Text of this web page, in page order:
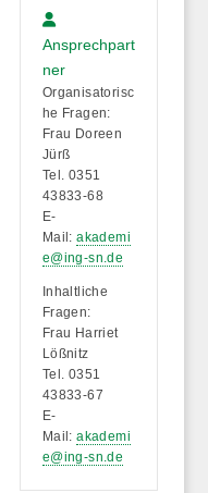
Ansprechpart
ner
Organisatorisc
he Fragen:
Frau Doreen
Jürß
Tel. 0351
43833-68
E-
Mail:akademi
e@ing-sn.de
Inhaltliche
Fragen:
Frau Harriet
Lößnitz
Tel. 0351
43833-67
E-
Mail:akademi
e@ing-sn.de